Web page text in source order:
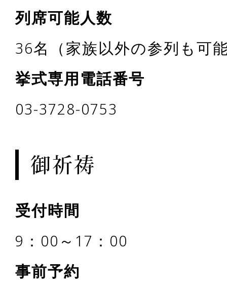
列席可能人数
36名（家族以外の参列も可
挙式専用電話番号
03-3728-0753
御祈祷
受付時間
9：00～17：00
事前予約